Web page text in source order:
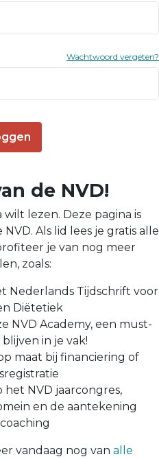
Wachtwoord vergeten?
de NVD!
lezen. Deze pagina is
Als lid lees je gratis alle
je van nog meer
zoals:
Nederlands Tijdschrift voor
Diëtetiek
NVD Academy, een must-
in je vak!
maat bij financiering of
NVD jaarcongres,
en de aantekening
vandaag nog van alle